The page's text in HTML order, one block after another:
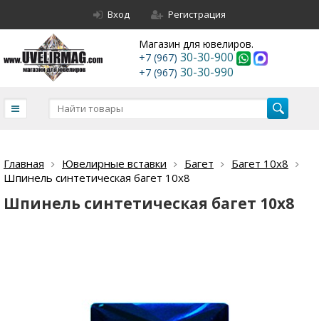
Вход Регистрация
Магазин для ювелиров.
+7 (967) 30-30-900
+7 (967) 30-30-990
Главная Ювелирные вставки Багет
Багет 10х8
Шпинель синтетическая багет 10х8
Шпинель синтетическая багет 10х8